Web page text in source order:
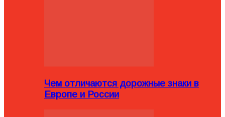
Чем отличаются дорожные знаки в
Европе и России